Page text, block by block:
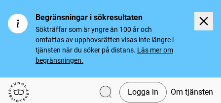
Begränsningar i sökresultaten
Sökträffar som är yngre än 100 år och
omfattas av upphovsrätten visas inte längre i
tjänsten när du söker på distans. Läs mer om
begränsningen.
Svenska tidningar
Logga in Om tjänsten